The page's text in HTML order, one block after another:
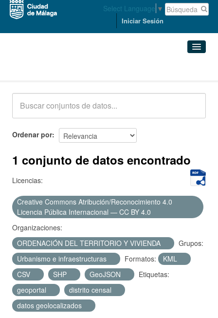
Select Language ▼
Iniciar Sesión
Acerca de
Ordenar por
1 conjunto de datos encontrado
Licencias:
Creative Commons Atribución/Reconocimiento 4.0
Licencia Pública Internacional — CC BY 4.0
Organizaciones:
ORDENACIÓN DEL TERRITORIO Y VIVIENDA
Grupos:
Urbanismo e infraestructuras
Formatos:
KML
CSV
SHP GeoJSON
Etiquetas:
geoportal
distrito censal
datos geolocalizados